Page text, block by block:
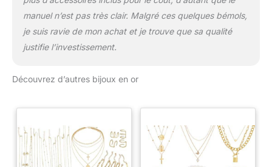
manuel n’est pas très clair. Malgré ces quelques bémols,
je suis ravie de mon achat et je trouve que sa qualité
justifie l’investissement.
Découvrez d’autres bijoux en or